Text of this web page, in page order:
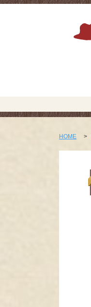
HOME >